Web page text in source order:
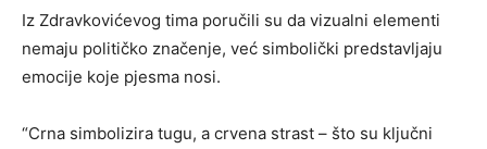
Iz Zdravkovićevog tima poručili su da vizualni elementi
nemaju političko značenje, već simbolički predstavljaju
emocije koje pjesma nosi.
“Crna simbolizira tugu, a crvena strast – što su ključni